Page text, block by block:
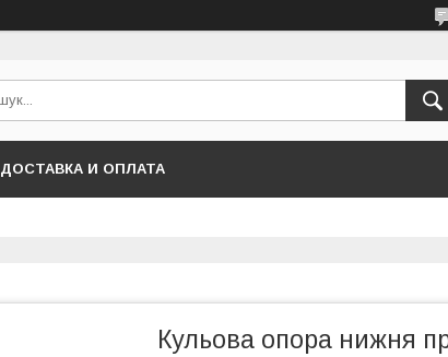
ДОСТАВКА И ОПЛАТА
Кульова опора нижня